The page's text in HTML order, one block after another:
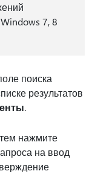
7, 8
поиска
результатов
.
нажмите
на ввод